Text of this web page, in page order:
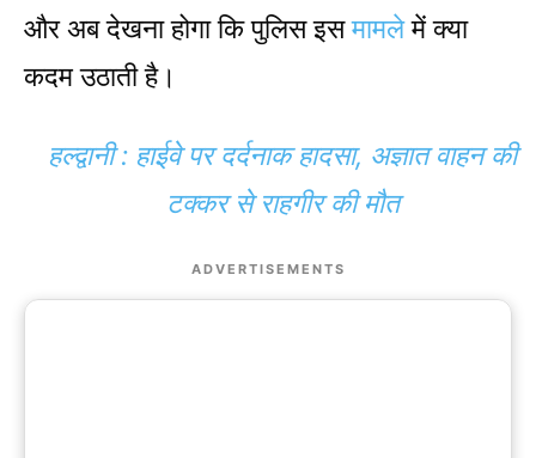
और अब देखना होगा कि पुलिस इसमामलेमें क्या
कदम उठाती है।
हल्द्वानी : हाईवे पर दर्दनाक हादसा, अज्ञात वाहन की
टक्कर से राहगीर की मौत
ADVERTISEMENTS